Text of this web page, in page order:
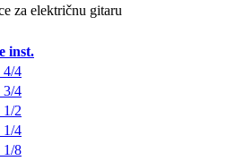
za električnu gitaru
inst.
4/4
3/4
2
1/4
1/8